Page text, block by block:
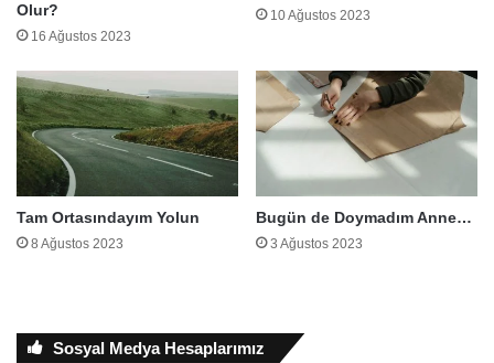
Olur?
16 Ağustos 2023
10 Ağustos 2023
Tam Ortasındayım Yolun
8 Ağustos 2023
Bugün de Doymadım Anne…
3 Ağustos 2023
Sosyal Medya Hesaplarımız